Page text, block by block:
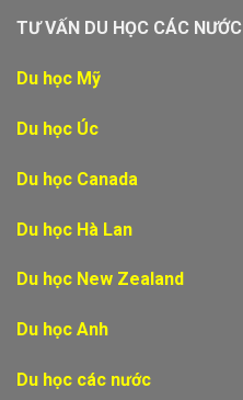
TƯ VẤN DU HỌC CÁC NƯỚC
Du học Mỹ
Du học Úc
Du học Canada
Du học Hà Lan
Du học New Zealand
Du học Anh
Du học các nước